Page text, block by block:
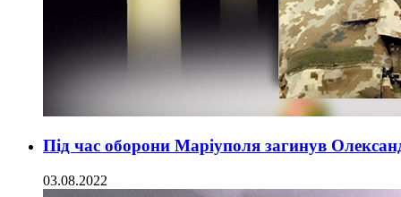
Під час оборони Маріуполя загинув
03.08.2022